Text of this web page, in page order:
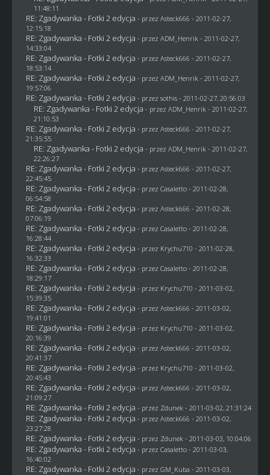
11:48:11
RE: Zgadywanka - Fotki 2 edycja - przez Asteck666 - 2011-02-27,
12:15:18
RE: Zgadywanka - Fotki 2 edycja - przez ADM_Henrik - 2011-02-27,
14:33:04
RE: Zgadywanka - Fotki 2 edycja - przez Asteck666 - 2011-02-27,
18:53:14
RE: Zgadywanka - Fotki 2 edycja - przez ADM_Henrik - 2011-02-27,
19:57:06
RE: Zgadywanka - Fotki 2 edycja - przez sothis- 2011-02-27, 20:56:03
RE: Zgadywanka - Fotki 2 edycja - przez ADM_Henrik - 2011-02-27,
21:10:53
RE: Zgadywanka - Fotki 2 edycja - przez Asteck666 - 2011-02-27,
21:35:55
RE: Zgadywanka - Fotki 2 edycja - przez ADM_Henrik - 2011-02-27,
22:26:27
RE: Zgadywanka - Fotki 2 edycja - przez Asteck666 - 2011-02-27,
22:45:45
RE: Zgadywanka - Fotki 2 edycja - przez Casaletto- 2011-02-28,
06:54:58
RE: Zgadywanka - Fotki 2 edycja - przez Asteck666 - 2011-02-28,
07:06:19
RE: Zgadywanka - Fotki 2 edycja - przez Casaletto- 2011-02-28,
16:28:44
RE: Zgadywanka - Fotki 2 edycja - przez Krychu710 - 2011-02-28,
16:32:33
RE: Zgadywanka - Fotki 2 edycja - przez Casaletto- 2011-02-28,
18:29:17
RE: Zgadywanka - Fotki 2 edycja - przez Krychu710 - 2011-03-02,
15:39:35
RE: Zgadywanka - Fotki 2 edycja - przez Asteck666 - 2011-03-02,
19:41:01
RE: Zgadywanka - Fotki 2 edycja - przez Krychu710 - 2011-03-02,
20:16:39
RE: Zgadywanka - Fotki 2 edycja - przez Asteck666 - 2011-03-02,
20:41:37
RE: Zgadywanka - Fotki 2 edycja - przez Krychu710 - 2011-03-02,
20:45:43
RE: Zgadywanka - Fotki 2 edycja - przez Asteck666 - 2011-03-02,
21:09:27
RE: Zgadywanka - Fotki 2 edycja - przez Zdunek - 2011-03-02, 21:31:24
RE: Zgadywanka - Fotki 2 edycja - przez Asteck666 - 2011-03-02,
23:27:28
RE: Zgadywanka - Fotki 2 edycja - przez Zdunek - 2011-03-03, 10:04:06
RE: Zgadywanka - Fotki 2 edycja - przez Casaletto- 2011-03-03,
16:40:02
RE: Zgadywanka - Fotki 2 edycja - przez GM_Kuba - 2011-03-03,